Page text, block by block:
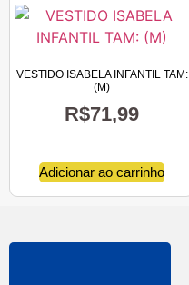
VESTIDO ISABELA INFANTIL TAM:
(M)
R$71,99
Adicionar ao carrinho